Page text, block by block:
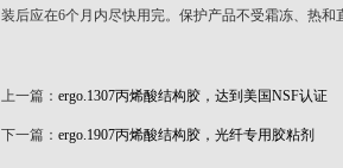
装后应在6个月内尽快用完。保护产品不受霜冻、热和
上一篇： ergo.1307丙烯酸结构胶，达到美国NSF认证
下一篇： ergo.1907丙烯酸结构胶，光纤专用胶粘剂